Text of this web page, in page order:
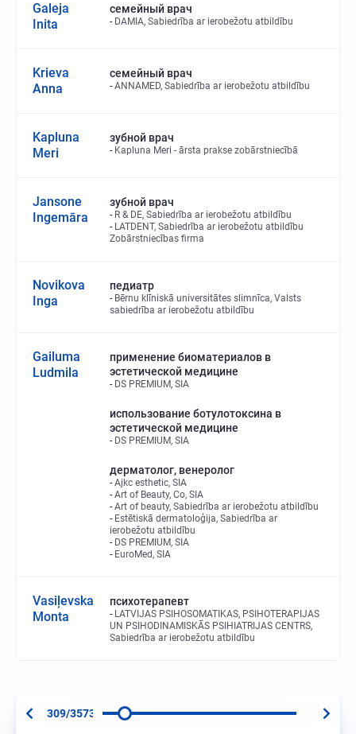
Galeja
Inita
семейный врач
DAMIA, Sabiedrība ar ierobežotu atbildību
Krieva
Anna
семейный врач
ANNAMED, Sabiedrība ar ierobežotu atbildību
Kapluna
Meri
зубной врач
Kapluna Meri - ārsta prakse zobārstniecībā
Jansone
Ingemāra
зубной врач
R & DE, Sabiedrība ar ierobežotu atbildību
LATDENT, Sabiedrība ar ierobežotu atbildību
Zobārstniecības firma
Novikova
Inga
педиатр
Bērnu klīniskā universitātes slimnīca, Valsts
sabiedrība ar ierobežotu atbildību
Gailuma
Ludmila
применение биоматериалов в
эстетической медицине
DS PREMIUM, SIA
использование ботулотоксина в
эстетической медицине
DS PREMIUM, SIA
дерматолог, венеролог
Ajkc esthetic, SIA
Art of Beauty, Co, SIA
Art of beauty, Sabiedrība ar ierobežotu atbildību
Estētiskā dermatoloģija, Sabiedrība ar
ierobežotu atbildību
DS PREMIUM, SIA
EuroMed, SIA
Vasiļevska
Monta
психотерапевт
LATVIJAS PSIHOSOMATIKAS, PSIHOTERAPIJAS
UN PSIHODINAMISKĀS PSIHIATRIJAS CENTRS,
Sabiedrība ar ierobežotu atbildību
309/3573